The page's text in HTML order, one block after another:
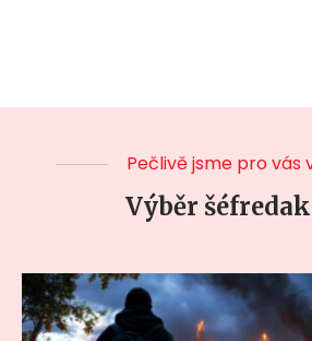
Pečlivě jsme pro vás
Výběr